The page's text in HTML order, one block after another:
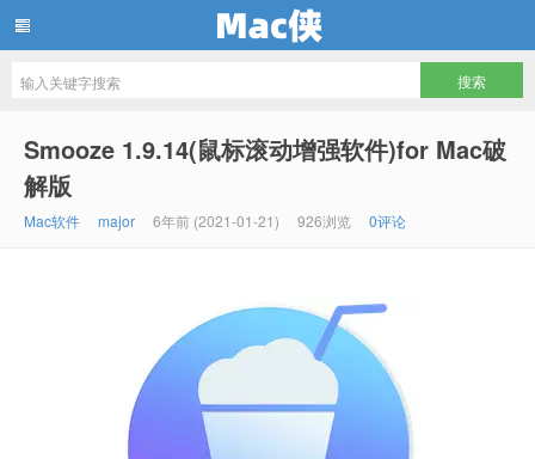
Smooze 1.9.14(鼠标滚动增强软件)for Mac破
解版
Mac软件 major 6年前 (2021-01-21) 926浏览 0评论